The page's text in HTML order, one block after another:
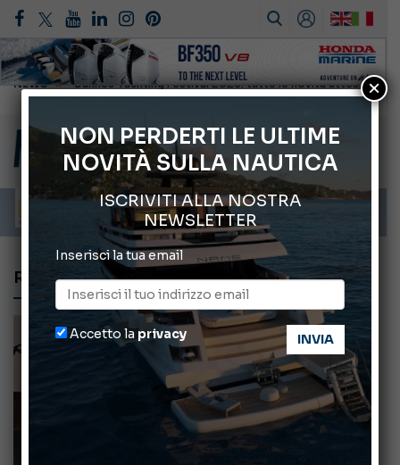
Montecristo Yachting, l’orologio per il diportista
Gommoni Callegari acquisisce Geniuss
66° Salone Nautico Internazionale di Genova
ABOFA 2026: la fiera del mare ad Aqaba
Cannes Yachting Festival 2026: tutte le novità attese a settembre
RIVA YACHT
NON PERDERTI LE ULTIME
NOVITÀ SULLA NAUTICA
ISCRIVITI ALLA NOSTRA
NEWSLETTER
Inserisci la tua email
Accetto la privacy
×